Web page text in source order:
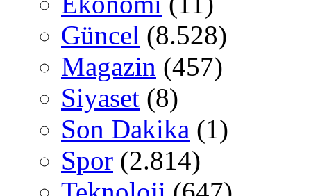
Güncel (8.528)
Magazin (457)
Siyaset (8)
Son Dakika (1)
Spor (2.814)